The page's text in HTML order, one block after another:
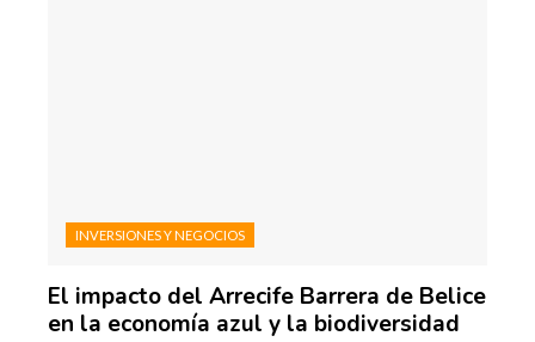
INVERSIONES Y NEGOCIOS
El impacto del Arrecife Barrera de Belice
en la economía azul y la biodiversidad